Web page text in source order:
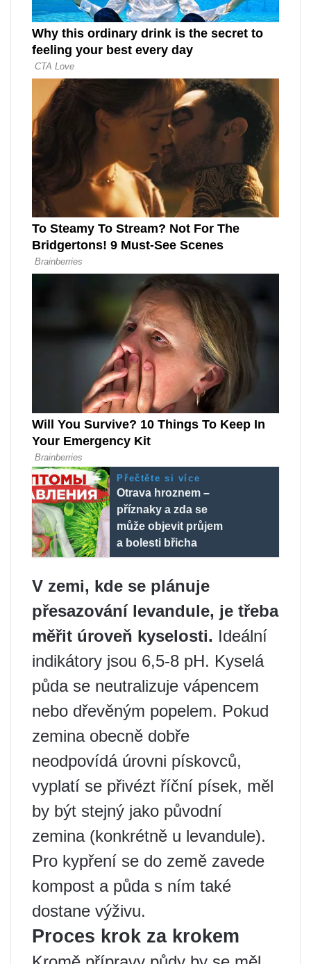
Přečtěte si více
Otrava hroznem –
příznaky a zda se
může objevit průjem
a bolesti břicha
V zemi, kde se plánuje
přesazování levandule, je třeba
měřit úroveň kyselosti. Ideální
indikátory jsou 6,5-8 pH. Kyselá
půda se neutralizuje vápencem
nebo dřevěným popelem. Pokud
zemina obecně dobře
neodpovídá úrovni pískovců,
vyplatí se přivézt říční písek, měl
by být stejný jako původní
zemina (konkrétně u levandule).
Pro kypření se do země zavede
kompost a půda s ním také
dostane výživu.
Proces krok za krokem